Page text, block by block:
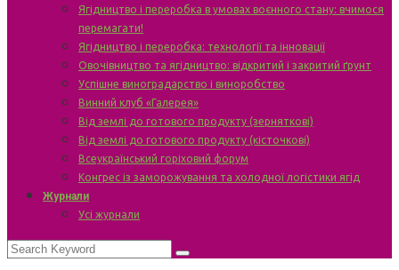
Ягідництво і переробка в умовах воєнного стану: вчимося
перемагати!
Ягідництво і переробка: технології та інновації
Овочівництво та ягідництво: відкритий і закритий ґрунт
Успішне виноградарство і виноробство
Винний клуб «Галерея»
Від землі до готового продукту (зерняткові)
Від землі до готового продукту (кісточкові)
Всеукраїнський горіховий форум
Конгрес із заморожування та холодної логістики ягід
Журнали
Усі журнали